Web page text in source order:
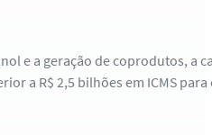
e a geração de coprodutos, a
a R$ 2,5 bilhões em ICMS